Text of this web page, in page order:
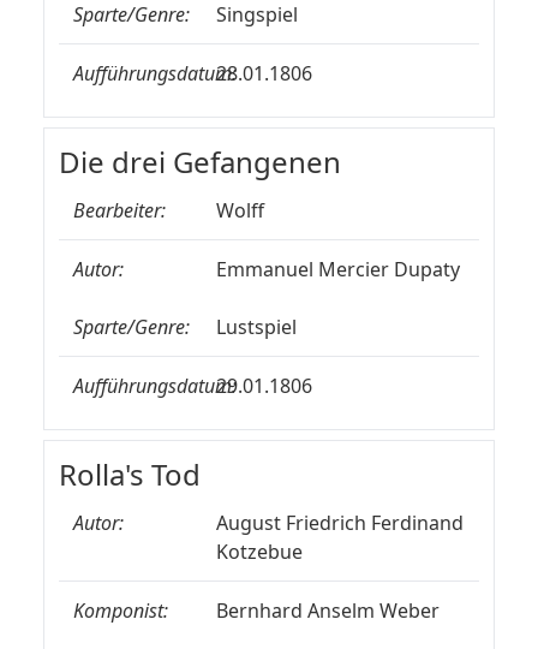
Sparte/Genre: Singspiel
Aufführungsdatum:28.01.1806
Die drei Gefangenen
Bearbeiter: Wolff
Autor: Emmanuel Mercier Dupaty
Sparte/Genre: Lustspiel
Aufführungsdatum:29.01.1806
Rolla's Tod
Autor:
August Friedrich Ferdinand
Kotzebue
Komponist: Bernhard Anselm Weber